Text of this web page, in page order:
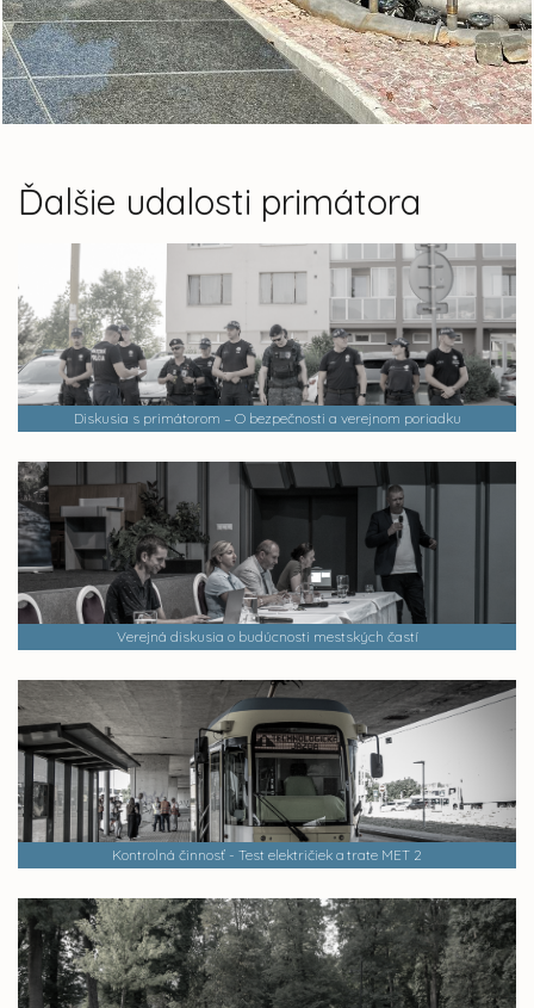
Ďalšie udalosti primátora
Diskusia s primátorom – O bezpečnosti a verejnom poriadku
Verejná diskusia o budúcnosti mestských častí
Kontrolná činnosť - Test električiek a trate MET 2